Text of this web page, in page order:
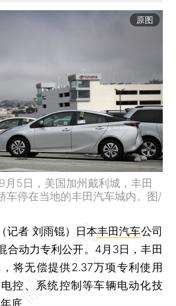
原图
月5日，美国加州戴利城，丰田
车停在当地的丰田汽车城内。图/
记者 刘雨锟） 日本丰田汽车公司
合动力专利公开。4月3日，丰田
将无偿提供2.37万项专利使用
控、系统控制等车辆电动化技
底。